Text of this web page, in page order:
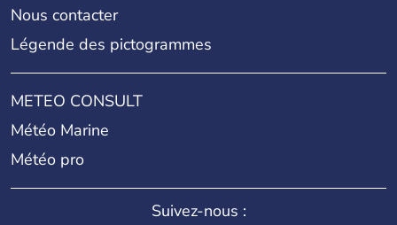
Nous contacter
Légende des pictogrammes
METEO CONSULT
Météo Marine
Météo pro
Suivez-nous :